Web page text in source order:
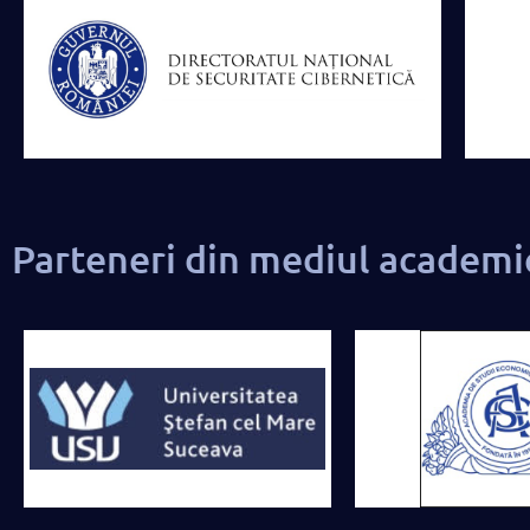
Parteneri din mediul